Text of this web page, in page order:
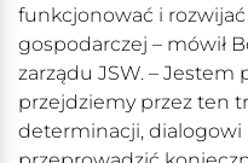
funkcjonować i
gospodarczej – mówił
zarządu JSW. – Jestem
przejdziemy przez ten
determinacji, dialogowi